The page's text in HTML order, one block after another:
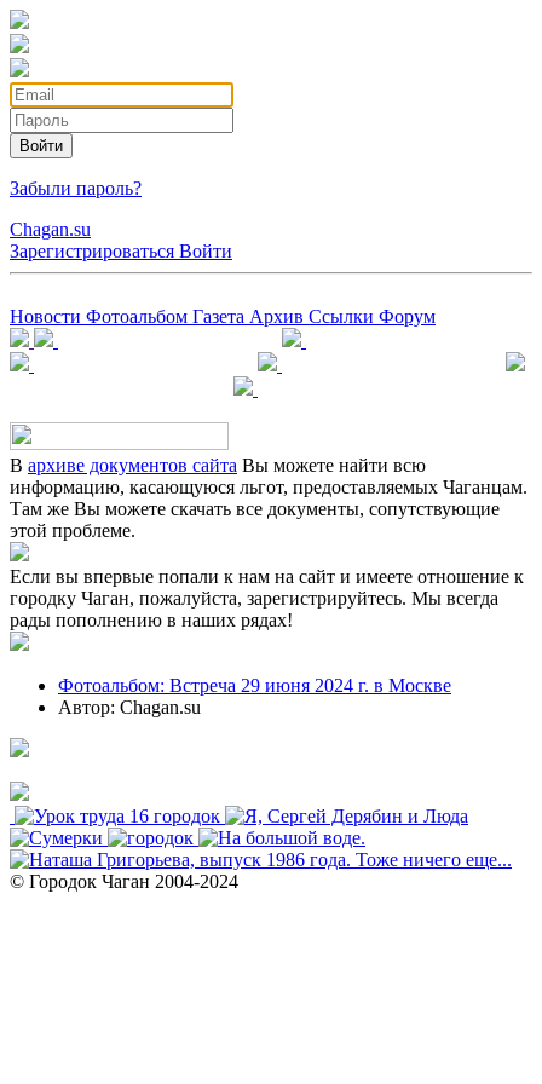
Войти
Забыли пароль?
Chagan.su
Зарегистрироваться Войти
Новости Фотоальбом Газета Архив Ссылки Форум
В архиве документов сайта Вы можете найти всю
информацию, касающуюся льгот, предоставляемых Чаганцам.
Там же Вы можете скачать все документы, сопутствующие
этой проблеме.
Если вы впервые попали к нам на сайт и имеете отношение к
городку Чаган, пожалуйста, зарегистрируйтесь. Мы всегда
рады пополнению в наших рядах!
Фотоальбом: Встреча 29 июня 2024 г. в Москве
Автор: Chagan.su
© Городок Чаган 2004-2024